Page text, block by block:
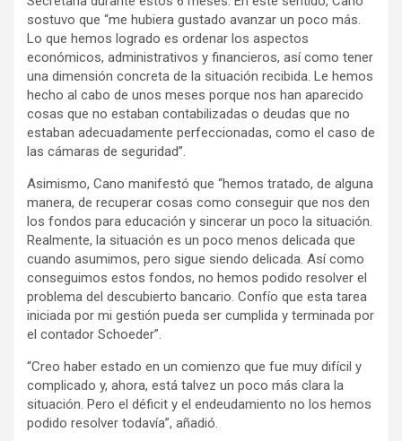
sostuvo que “me hubiera gustado avanzar un poco más.
Lo que hemos logrado es ordenar los aspectos
económicos, administrativos y financieros, así como tener
una dimensión concreta de la situación recibida. Le hemos
hecho al cabo de unos meses porque nos han aparecido
cosas que no estaban contabilizadas o deudas que no
estaban adecuadamente perfeccionadas, como el caso de
las cámaras de seguridad”.
Asimismo, Cano manifestó que “hemos tratado, de alguna
manera, de recuperar cosas como conseguir que nos den
los fondos para educación y sincerar un poco la situación.
Realmente, la situación es un poco menos delicada que
cuando asumimos, pero sigue siendo delicada. Así como
conseguimos estos fondos, no hemos podido resolver el
problema del descubierto bancario. Confío que esta tarea
iniciada por mi gestión pueda ser cumplida y terminada por
el contador Schoeder”.
“Creo haber estado en un comienzo que fue muy difícil y
complicado y, ahora, está talvez un poco más clara la
situación. Pero el déficit y el endeudamiento no los hemos
podido resolver todavía”, añadió.